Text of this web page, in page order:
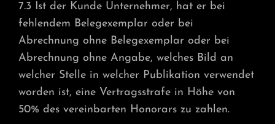
7.3 Ist der Kunde Unternehmer, hat er bei
fehlendem Belegexemplar oder bei
Abrechnung ohne Belegexemplar oder bei
Abrechnung ohne Angabe, welches Bild an
welcher Stelle in welcher Publikation verwendet
worden ist, eine Vertragsstrafe in Höhe von
50% des vereinbarten Honorars zu zahlen.